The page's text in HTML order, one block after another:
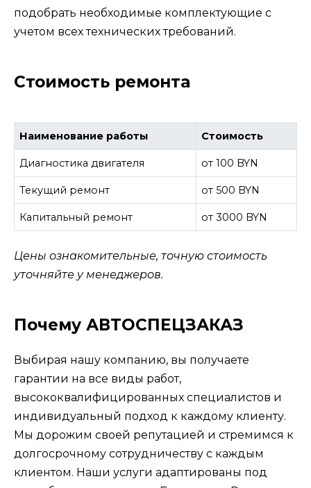
подобрать необходимые комплектующие с
учетом всех технических требований.
Стоимость ремонта
Наименование работы Стоимость
Диагностика двигателя от 100 BYN
Текущий ремонт от 500 BYN
Капитальный ремонт от 3000 BYN
Цены ознакомительные, точную стоимость
уточняйте у менеджеров.
Почему АВТОСПЕЦЗАКАЗ
Выбирая нашу компанию, вы получаете
гарантии на все виды работ,
высококвалифицированных специалистов и
индивидуальный подход к каждому клиенту.
Мы дорожим своей репутацией и стремимся к
долгосрочному сотрудничеству с каждым
клиентом. Наши услуги адаптированы под